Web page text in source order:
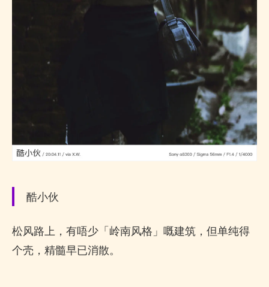
酷小伙
松风路上，有唔少「岭南风格」嘅建筑，但单纯得
个壳，精髓早已消散。